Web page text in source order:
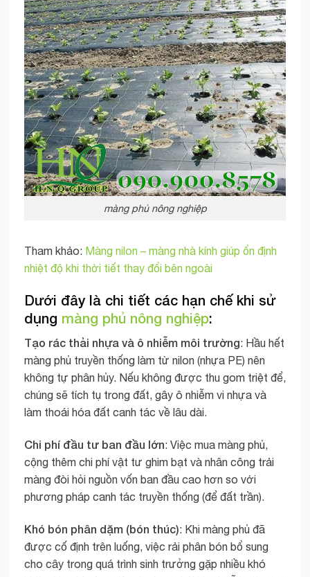
màng phủ nông nghiệp
Tham khảo: Màng nilon – màng nhà kính giúp ổn định
nhiệt độ khi thời tiết thay đổi bên ngoài
Dưới đây là chi tiết các hạn chế khi sử
dụng màng phủ nông nghiệp:
Tạo rác thải nhựa và ô nhiễm môi trường: Hầu hết
màng phủ truyền thống làm từ nilon (nhựa PE) nên
không tự phân hủy. Nếu không được thu gom triệt để,
chúng sẽ tích tụ trong đất, gây ô nhiễm vi nhựa và
làm thoái hóa đất canh tác về lâu dài.
Chi phí đầu tư ban đầu lớn: Việc mua màng phủ,
cộng thêm chi phí vật tư ghim bạt và nhân công trải
màng đòi hỏi nguồn vốn ban đầu cao hơn so với
phương pháp canh tác truyền thống (để đất trần).
Khó bón phân dặm (bón thúc): Khi màng phủ đã
được cố định trên luống, việc rải phân bón bổ sung
cho cây trong quá trình sinh trưởng gặp nhiều khó